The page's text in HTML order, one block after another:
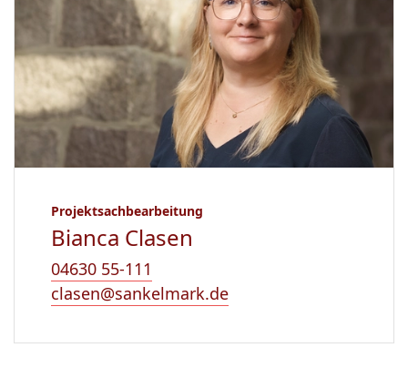
Projektsachbearbeitung
Bianca Clasen
04630 55-111
clasen@sankelmark.de